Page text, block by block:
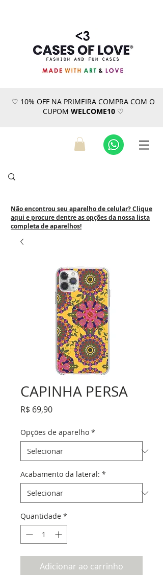
♡ 10% OFF NA PRIMEIRA COMPRA COM O
CUPOM WELCOME10♡
Não encontrou seu aparelho de celular? Clique
aqui e procure dentre as opções da nossa lista
completa de aparelhos!
CAPINHA PERSA
R$ 69,90Preço
Opções de aparelho *
Acabamento da lateral: *
Quantidade *
Adicionar ao carrinho